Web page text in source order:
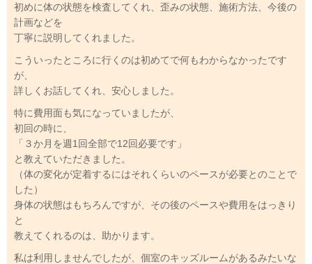
初めに体の状態を検査してくれ、歪みの状態、施術方法、今後の
計画などを
丁寧に説明してくれました。
こういったところに行くのは初めてで何もわからなかったです
が、
詳しくお話してくれ、安心しました。
特に費用面も気になっていましたが、
初回の時に、
「３か月を週1回全部で12回必要です」
と教えていただきました。
（体の変化が定着するにはそれくらいのペースが必要とのことで
した）
身体の状態はもちろんですが、その後のペースや費用をはっきり
と
教えてくれるのは、助かります。
私は利用しませんでしたが、個室のキッズルームがあるみたいな